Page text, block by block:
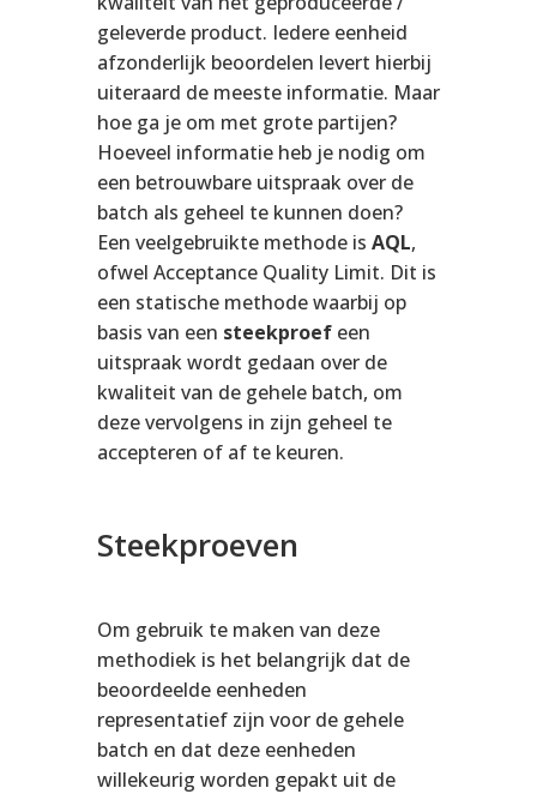
geleverde product. Iedere eenheid
afzonderlijk beoordelen levert hierbij
uiteraard de meeste informatie. Maar
hoe ga je om met grote partijen?
Hoeveel informatie heb je nodig om
een betrouwbare uitspraak over de
batch als geheel te kunnen doen?
Een veelgebruikte methode is AQL,
ofwel Acceptance Quality Limit. Dit is
een statische methode waarbij op
basis van een steekproefeen
uitspraak wordt gedaan over de
kwaliteit van de gehele batch, om
deze vervolgens in zijn geheel te
accepteren of af te keuren.
Steekproeven
Om gebruik te maken van deze
methodiek is het belangrijk dat de
beoordeelde eenheden
representatief zijn voor de gehele
batch en dat deze eenheden
willekeurig worden gepakt uit de